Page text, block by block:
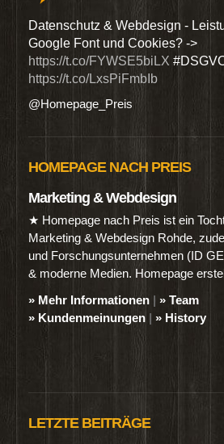
Datenschutz & Webdesign -
Google Font und Cookies? ->
https://t.co/FYWSE5biLX
https://t.co/LxsPiFmbIb
@Homepage_Preis
HOMEPAGE NACH PREIS
Marketing & Webdesign
★ Homepage nach Preis ist ein
Marketing & Webdesign Rohde,
und Forschungsunternehmen (ID
& moderne Medien. Homepage
» Mehr Informationen | » Team
» Kundenmeinungen | » History
LETZTE BEITRÄGE